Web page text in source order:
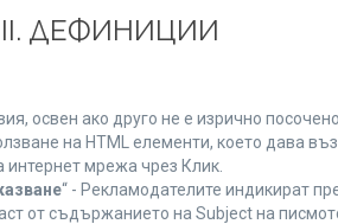
ІІ. ДЕФИНИЦИИ
освен ако друго не е изрично
на HTML елементи, което дава
интернет мрежа чрез Клик.
“ - Рекламодателите индикират
от съдържанието на Subject на